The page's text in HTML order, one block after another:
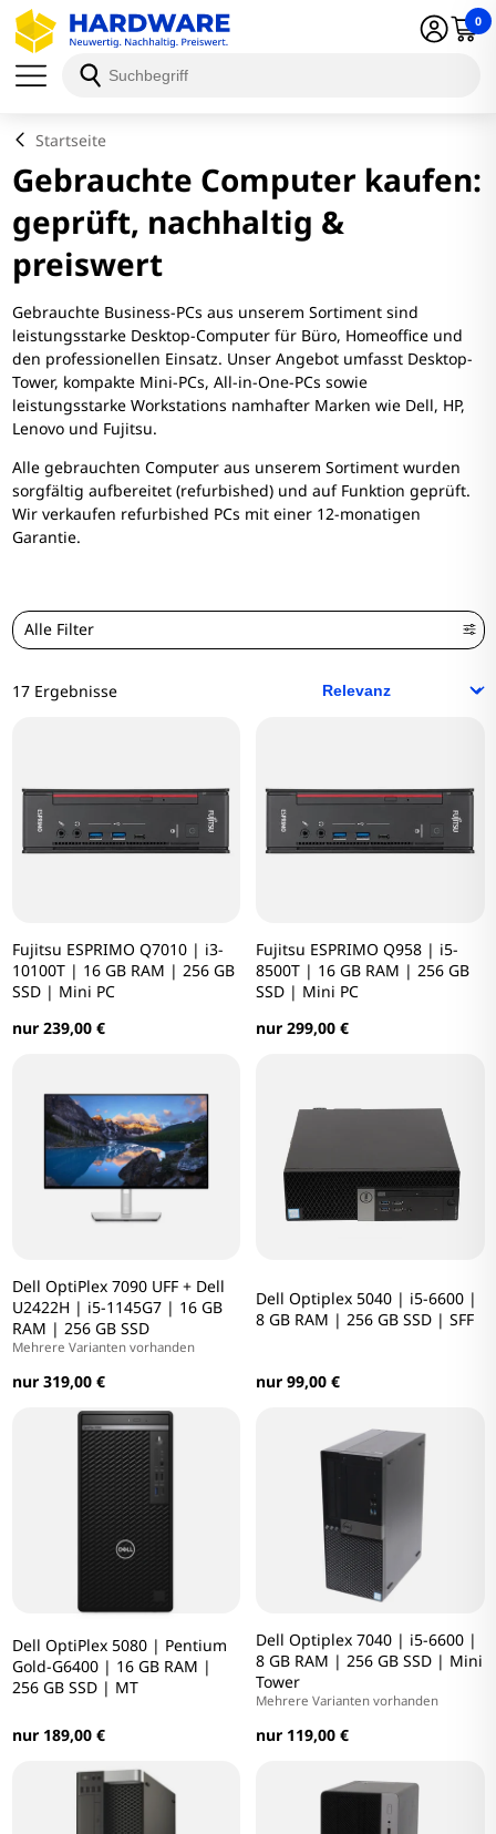
0
Startseite
Gebrauchte Computer kaufen:
geprüft, nachhaltig &
preiswert
Gebrauchte Business-PCs aus unserem Sortiment sind
leistungsstarke Desktop-Computer für Büro, Homeoffice und
den professionellen Einsatz. Unser Angebot umfasst Desktop-
Tower, kompakte Mini-PCs, All-in-One-PCs sowie
leistungsstarke Workstations namhafter Marken wie Dell, HP,
Lenovo und Fujitsu.
Alle gebrauchten Computer aus unserem Sortiment wurden
sorgfältig aufbereitet (refurbished) und auf Funktion geprüft.
Wir verkaufen refurbished PCs mit einer 12-monatigen
Garantie.
Alle Filter
17 Ergebnisse
Fujitsu ESPRIMO Q7010 | i3-
10100T | 16 GB RAM | 256 GB
SSD | Mini PC
nur 239,00 €
Fujitsu ESPRIMO Q958 | i5-
8500T | 16 GB RAM | 256 GB
SSD | Mini PC
nur 299,00 €
Dell OptiPlex 7090 UFF + Dell
U2422H | i5-1145G7 | 16 GB
RAM | 256 GB SSD
Mehrere Varianten vorhanden
nur 319,00 €
Dell Optiplex 5040 | i5-6600 |
8 GB RAM | 256 GB SSD | SFF
nur 99,00 €
Dell OptiPlex 5080 | Pentium
Gold-G6400 | 16 GB RAM |
256 GB SSD | MT
nur 189,00 €
Dell Optiplex 7040 | i5-6600 |
8 GB RAM | 256 GB SSD | Mini
Tower
Mehrere Varianten vorhanden
nur 119,00 €